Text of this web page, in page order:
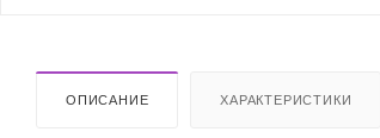
ОПИСАНИЕ ХАРАКТЕРИСТИКИ